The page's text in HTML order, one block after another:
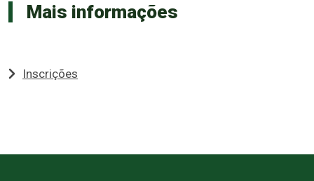
Mais informações
Inscrições